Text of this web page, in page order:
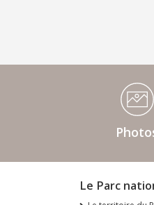
Médiathèque
Le Parc